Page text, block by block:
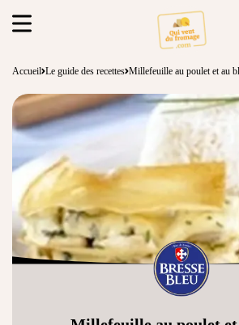
Accueil Le guide des recettes Millefeuille au poulet et au